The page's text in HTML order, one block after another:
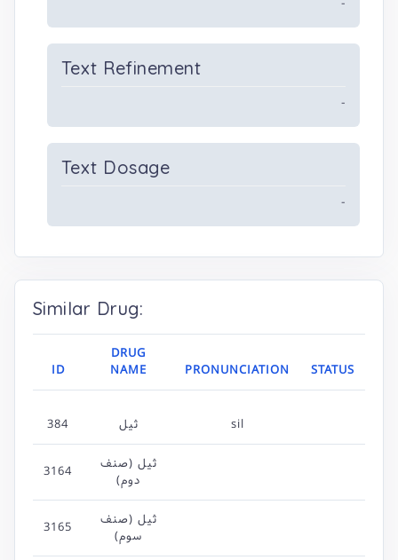
Text Refinement
-
Text Dosage
-
Similar Drug:
ID
DRUG
NAME
PRONUNCIATION STATUS
384 ثیل sil
3164
ثیل (صنف
دوم)
3165
ثیل (صنف
سوم)